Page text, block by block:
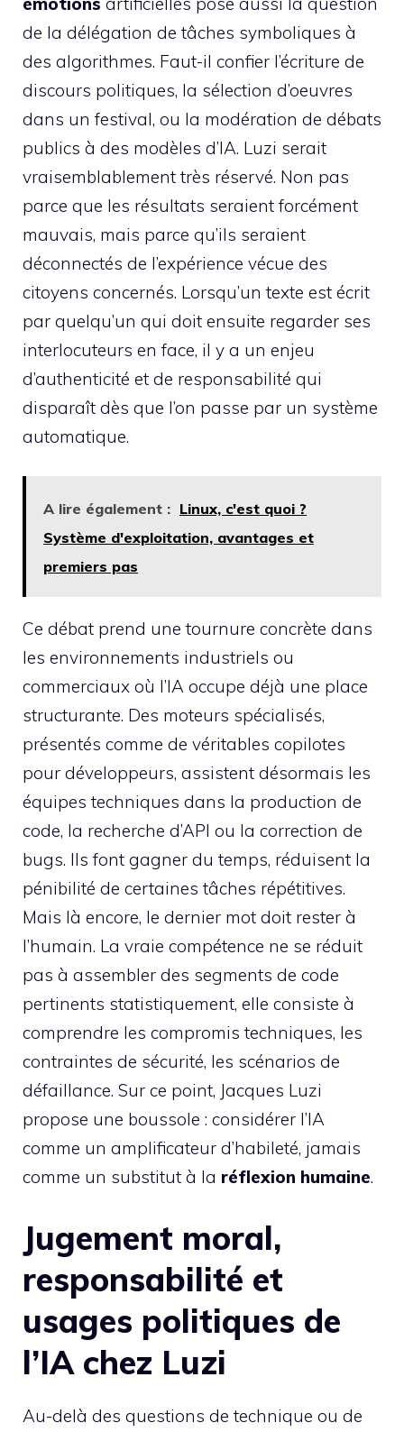
de la délégation de tâches symboliques à
des algorithmes. Faut-il confier l’écriture de
discours politiques, la sélection d’oeuvres
dans un festival, ou la modération de débats
publics à des modèles d’IA. Luzi serait
vraisemblablement très réservé. Non pas
parce que les résultats seraient forcément
mauvais, mais parce qu’ils seraient
déconnectés de l’expérience vécue des
citoyens concernés. Lorsqu’un texte est écrit
par quelqu’un qui doit ensuite regarder ses
interlocuteurs en face, il y a un enjeu
d’authenticité et de responsabilité qui
disparaît dès que l’on passe par un système
automatique.
A lire également : Linux, c'est quoi ?
Système d'exploitation, avantages et
premiers pas
Ce débat prend une tournure concrète dans
les environnements industriels ou
commerciaux où l’IA occupe déjà une place
structurante. Des moteurs spécialisés,
présentés comme de véritables copilotes
pour développeurs, assistent désormais les
équipes techniques dans la production de
code, la recherche d’API ou la correction de
bugs. Ils font gagner du temps, réduisent la
pénibilité de certaines tâches répétitives.
Mais là encore, le dernier mot doit rester à
l’humain. La vraie compétence ne se réduit
pas à assembler des segments de code
pertinents statistiquement, elle consiste à
comprendre les compromis techniques, les
contraintes de sécurité, les scénarios de
défaillance. Sur ce point, Jacques Luzi
propose une boussole : considérer l’IA
comme un amplificateur d’habileté, jamais
comme un substitut à la réflexion humaine.
Jugement moral,
responsabilité et
usages politiques de
l’IA chez Luzi
Au-delà des questions de technique ou de